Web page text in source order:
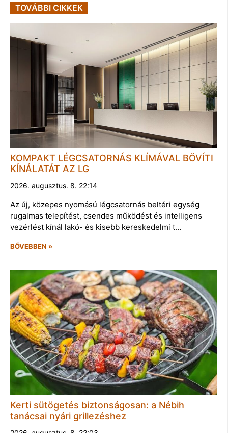
TOVÁBBI CIKKEK
KOMPAKT LÉGCSATORNÁS KLÍMÁVAL BŐVÍTI
KÍNÁLATÁT AZ LG
2026. augusztus. 8. 22:14
Az új, közepes nyomású légcsatornás beltéri egység
rugalmas telepítést, csendes működést és intelligens
vezérlést kínál lakó- és kisebb kereskedelmi t…
BŐVEBBEN »
Kerti sütögetés biztonságosan: a Nébih
tanácsai nyári grillezéshez